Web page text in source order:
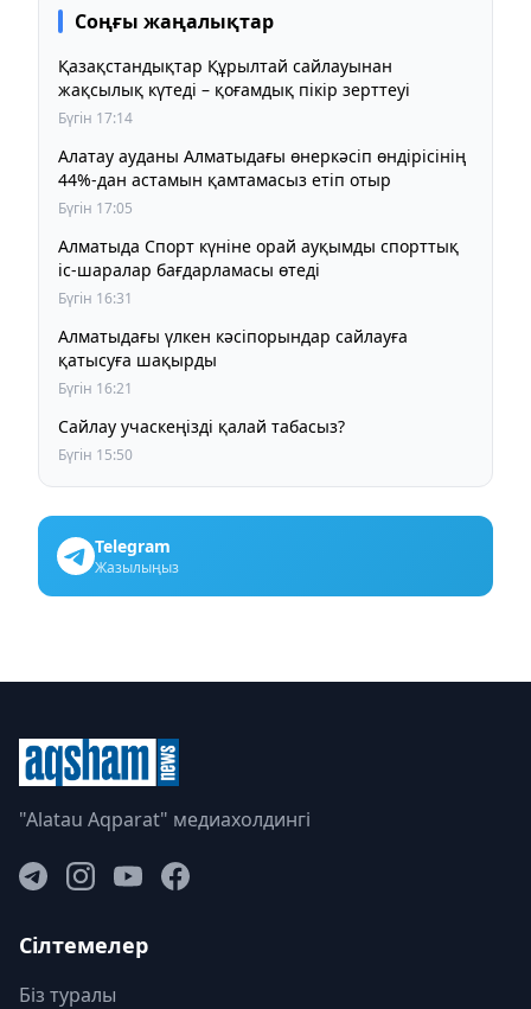
Соңғы жаңалықтар
Қазақстандықтар Құрылтай сайлауынан
жақсылық күтеді – қоғамдық пікір зерттеуі
Бүгін 17:14
Алатау ауданы Алматыдағы өнеркәсіп өндірісінің
44%-дан астамын қамтамасыз етіп отыр
Бүгін 17:05
Алматыда Спорт күніне орай ауқымды спорттық
іс-шаралар бағдарламасы өтеді
Бүгін 16:31
Алматыдағы үлкен кәсіпорындар сайлауға
қатысуға шақырды
Бүгін 16:21
Сайлау учаскеңізді қалай табасыз?
Бүгін 15:50
Telegram
Жазылыңыз
"Alatau Aqparat" медиахолдингі
Сілтемелер
Біз туралы